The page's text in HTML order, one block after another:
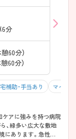
6分
60分）
60分）
補助・手当あり マイカ
ケアに強みを持つ病院
、緑多い広大な敷地
にあります。急性期